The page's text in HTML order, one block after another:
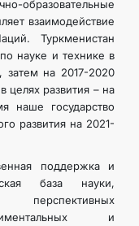
образовательные
взаимодействие
Туркменистан
науке и технике в
затем на 2017-2020
целях развития – на
наше государство
развития на 2021-
поддержка и
база науки,
перспективных
и